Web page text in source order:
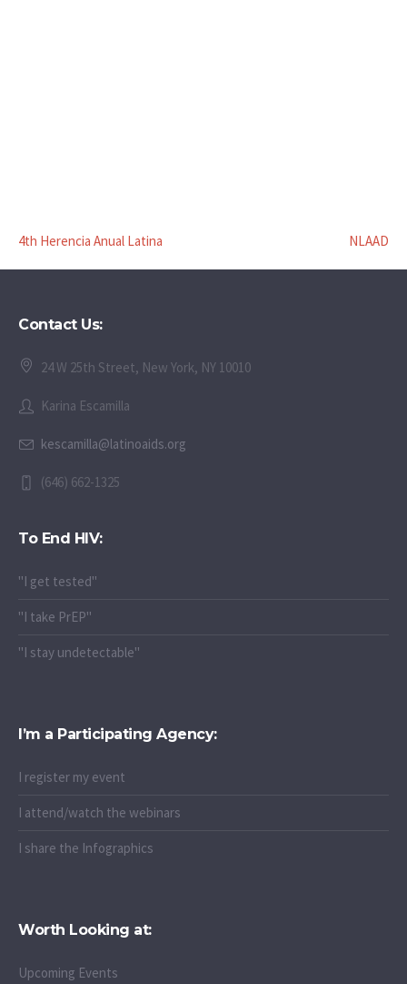
4th Herencia Anual Latina NLAAD
Contact Us:
24 W 25th Street, New York, NY 10010
Karina Escamilla
kescamilla@latinoaids.org
(646) 662-1325
To End HIV:
"I get tested"
"I take PrEP"
"I stay undetectable"
I’m a Participating Agency:
I register my event
I attend/watch the webinars
I share the Infographics
Worth Looking at:
Upcoming Events